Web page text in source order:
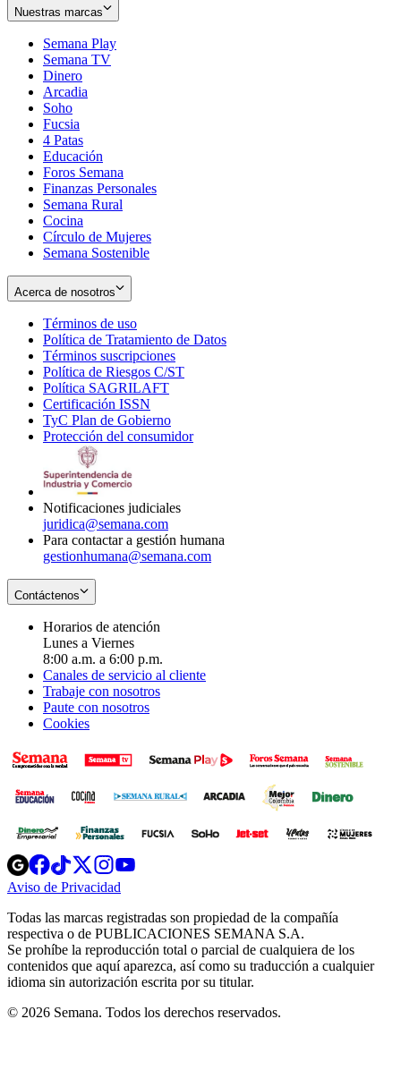
Nuestras marcas
Semana Play
Semana TV
Dinero
Arcadia
Soho
in
new
window
Fucsia
in
new
window
4 Patas
Educación
Foros Semana
Finanzas Personales
Semana Rural
Cocina
Círculo de Mujeres
Semana Sostenible
Acerca de nosotros
Términos de uso
in
new
window
Política de Tratamiento de Datos
Términos suscripciones
in
Política de Riesgos C/ST
Política SAGRILAFT
new
window
Certificación ISSN
in
new
TyC Plan de Gobierno
in
Protección del consumidorOpens
Notificaciones judiciales
juridica@semana.com
Para contactar a gestión humana
gestionhumana@semana.com
Contáctenos
Horarios de atención
Lunes a Viernes
8:00 a.m. a 6:00 p.m.
Canales de servicio al cliente
Trabaje con nosotros
Paute con nosotros
Cookies
Opens
in
new
Opens
in
new
Opens
in
new
window
Opens
new
windowwindow
Aviso de Privacidad
new
window
Todas las marcas registradas son propiedad de la compañía
respectiva o de PUBLICACIONES SEMANA S.A.
Se prohíbe la reproducción total o parcial de cualquiera de los
contenidos que aquí aparezca, así como su traducción a cualquier
idioma sin autorización escrita por su titular.
© 2026 Semana. Todos los derechos reservados.